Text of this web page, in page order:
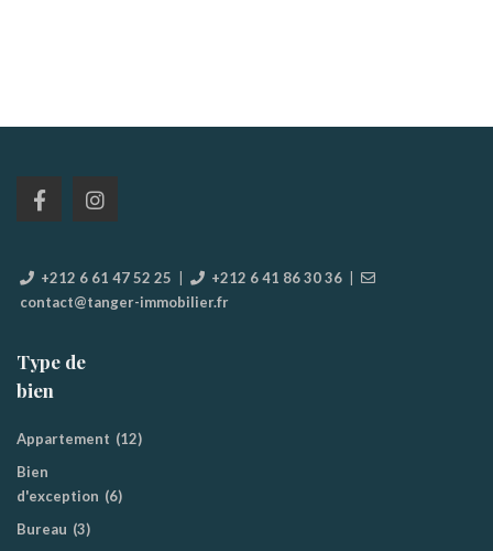
+212 6 61 47 52 25 +212 6 41 86 30 36
contact@tanger-immobilier.fr
Type de
bien
Appartement (12)
Bien
d'exception (6)
Bureau (3)